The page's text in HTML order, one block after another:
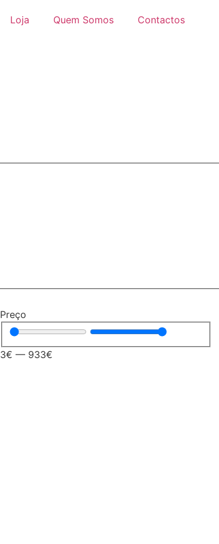
Loja Quem Somos Contactos
Preço
3€ — 933€